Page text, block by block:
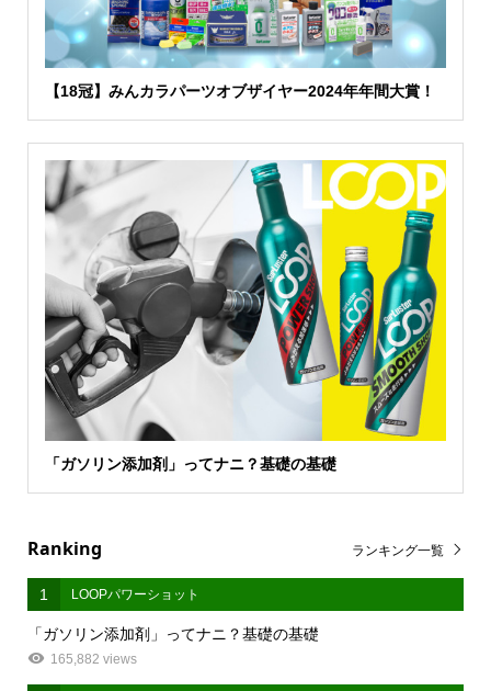
【18冠】みんカラパーツオブザイヤー2024年年間大賞！
「ガソリン添加剤」ってナニ？基礎の基礎
Ranking
1 LOOPパワーショット
「ガソリン添加剤」ってナニ？基礎の基礎
165,882 views
ランキング一覧